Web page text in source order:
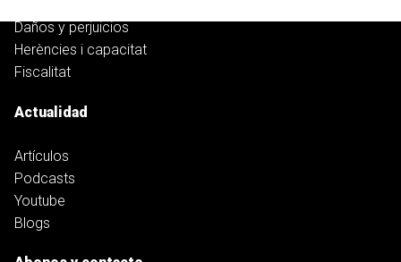
Daños y perjuicios
Herències i capacitat
Fiscalitat
Actualidad
Artículos
Podcasts
Youtube
Blogs